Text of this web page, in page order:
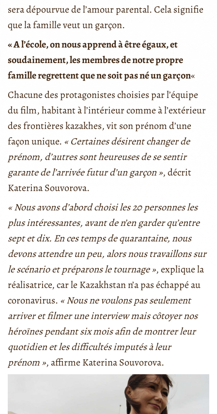
sera dépourvue de l’amour parental. Cela signifie
que la famille veut un garçon.
« A l’école, on nous apprend à être égaux, et
soudainement, les membres de notre propre
famille regrettent que ne soit pas né un garçon«
Chacune des protagonistes choisies par l’équipe
du film, habitant à l’intérieur comme à l’extérieur
des frontières kazakhes, vit son prénom d’une
façon unique. « Certaines désirent changer de
prénom, d’autres sont heureuses de se sentir
garante de l’arrivée futur d’un garçon », décrit
Katerina Souvorova.
« Nous avons d’abord choisi les 20 personnes les
plus intéressantes, avant de n’en garder qu’entre
sept et dix. En ces temps de quarantaine, nous
devons attendre un peu, alors nous travaillons sur
le scénario et préparons le tournage », explique la
réalisatrice, car le Kazakhstan n’a pas échappé au
coronavirus. « Nous ne voulons pas seulement
arriver et filmer une interview mais côtoyer nos
héroïnes pendant six mois afin de montrer leur
quotidien et les difficultés imputés à leur
prénom », affirme Katerina Souvorova.